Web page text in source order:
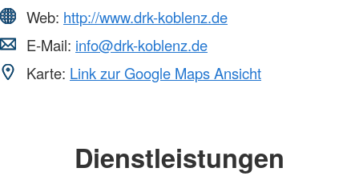
Web: http://www.drk-koblenz.de
E-Mail: info@drk-koblenz.de
Karte: Link zur Google Maps Ansicht
Dienstleistungen